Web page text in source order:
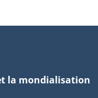
la mondialisation